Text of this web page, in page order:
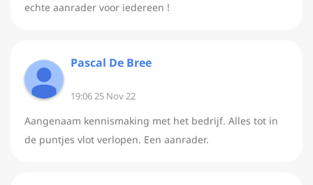
echte aanrader voor iedereen !
Pascal De Bree
19:06 25 Nov 22
Aangenaam kennismaking met het bedrijf. Alles tot in
de puntjes vlot verlopen. Een aanrader.